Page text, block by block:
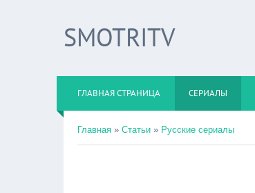
SMOTRITV
ГЛАВНАЯ СТРАНИЦА СЕРИАЛЫ
Главная » Статьи » Русские сериалы